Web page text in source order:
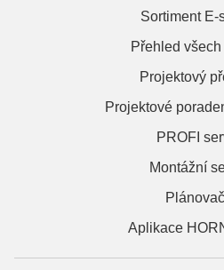
Sortiment E-
Přehled
Projektový
Projektové
PROFI
Montážní
Aplikace